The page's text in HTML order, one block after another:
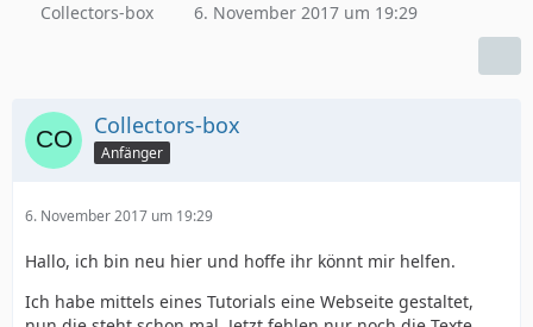
Collectors-box 6. November 2017 um 19:29
Collectors-box
Anfänger
6. November 2017 um 19:29
Hallo, ich bin neu hier und hoffe ihr könnt mir helfen.
Ich habe mittels eines Tutorials eine Webseite gestaltet,